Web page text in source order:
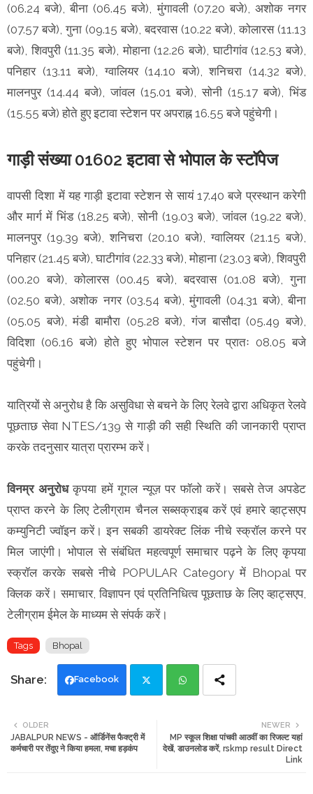
(06.24 बजे), बीना (06.45 बजे), मुंगावली (07.20 बजे), अशोक नगर
(07.57 बजे), गुना (09.15 बजे), बदरवास (10.22 बजे), कोलारस (11.13
बजे), शिवपुरी (11.35 बजे), मोहाना (12.26 बजे), घाटीगांव (12.53 बजे),
पनिहार (13.11 बजे), ग्वालियर (14.10 बजे), शनिचरा (14.32 बजे),
मालनपुर (14.44 बजे), जांवल (15.01 बजे), सोनी (15.17 बजे), भिंड
(15.55 बजे) होते हुए इटावा स्टेशन पर अपराह्न 16.55 बजे पहुंचेगी।
गाड़ी संख्या 01602 इटावा से भोपाल के स्टॉपेज
वापसी दिशा में यह गाड़ी इटावा स्टेशन से सायं 17.40 बजे प्रस्थान करेगी
और मार्ग में भिंड (18.25 बजे), सोनी (19.03 बजे), जांवल (19.22 बजे),
मालनपुर (19.39 बजे), शनिचरा (20.10 बजे), ग्वालियर (21.15 बजे),
पनिहार (21.45 बजे), घाटीगांव (22.33 बजे), मोहाना (23.03 बजे), शिवपुरी
(00.20 बजे), कोलारस (00.45 बजे), बदरवास (01.08 बजे), गुना
(02.50 बजे), अशोक नगर (03.54 बजे), मुंगावली (04.31 बजे), बीना
(05.05 बजे), मंडी बामौरा (05.28 बजे), गंज बासौदा (05.49 बजे),
विदिशा (06.16 बजे) होते हुए भोपाल स्टेशन पर प्रातः 08.05 बजे
पहुंचेगी।
यात्रियों से अनुरोध है कि असुविधा से बचने के लिए रेलवे द्वारा अधिकृत रेलवे
पूछताछ सेवा NTES/139 से गाड़ी की सही स्थिति की जानकारी प्राप्त
करके तदनुसार यात्रा प्रारम्भ करें।
विनम्र अनुरोधकृपया हमें गूगल न्यूज़ पर फॉलो करें। सबसे तेज अपडेट
प्राप्त करने के लिए टेलीग्राम चैनल सब्सक्राइब करें एवं हमारे व्हाट्सएप
कम्युनिटी ज्वॉइन करें। इन सबकी डायरेक्ट लिंक नीचे स्क्रॉल करने पर
मिल जाएंगी। भोपाल से संबंधित महत्वपूर्ण समाचार पढ़ने के लिए कृपया
स्क्रॉल करके सबसे नीचे POPULAR Category में Bhopal पर
क्लिक करें। समाचार, विज्ञापन एवं प्रतिनिधित्व पूछताछ के लिए व्हाट्सएप,
टेलीग्राम ईमेल के माध्यम से संपर्क करें।
Tags Bhopal
Facebook
tte ats
NEWER
MP स्कूल शिक्षा पांचवी आठवीं का रिजल्ट यहां
देखें, डाउनलोड करें, rskmp result Direct
Link
OLDER
JABALPUR NEWS - ऑर्डिनेंस फैक्ट्री में
कर्मचारी पर तेंदुए ने किया हमला, मचा हड़कंप